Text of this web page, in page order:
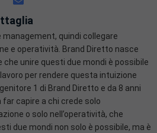
management, quindi collegare
e operatività. Brand Diretto nasce
che unire questi due mondi è possibile
per rendere questa intuizione
1 di Brand Diretto e da 8 anni
far capire a chi crede solo
o solo nell’operatività, che
due mondi non solo è possibile, ma è